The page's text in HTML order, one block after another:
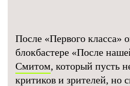
После «Первого класса»
блокбастере «После
Смитом, который пусть
критиков и зрителей, но